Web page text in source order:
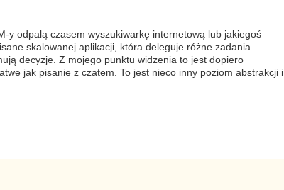
y odpalą czasem wyszukiwarkę internetową lub jakiegoś
skalowanej aplikacji, która deleguje różne zadania
decyzje. Z mojego punktu widzenia to jest dopiero
jak pisanie z czatem. To jest nieco inny poziom abstrakcji i